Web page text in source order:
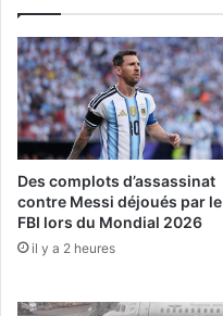
Des complots d’assassinat
contre Messi déjoués par le
FBI lors du Mondial 2026
il y a 2 heures